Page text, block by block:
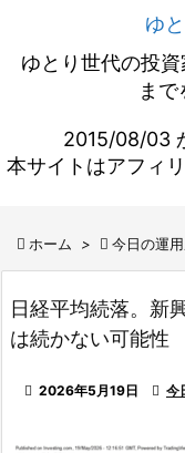
ゆ
ゆとり世代の投
まで
2015/08/03
本サイトはアフィ
 ホーム >  今日の運
日経平均続落。新
は続かない可能性
 2026年5月19日  今